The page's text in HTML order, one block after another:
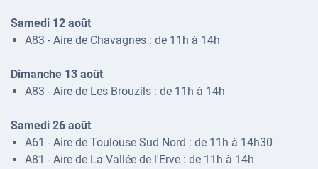
Samedi 12 août
A83 - Aire de Chavagnes : de 11h à 14h
Dimanche 13 août
A83 - Aire de Les Brouzils : de 11h à 14h
Samedi 26 août
A61 - Aire de Toulouse Sud Nord : de 11h à 14h30
A81 - Aire de La Vallée de l'Erve : de 11h à 14h